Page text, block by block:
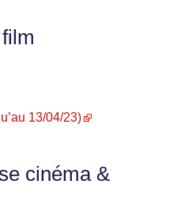
13/04/23)
cinéma &